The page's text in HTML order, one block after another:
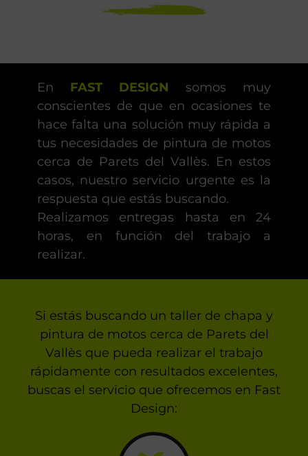
En FAST DESIGN somos muy
conscientes de que en ocasiones te
hace falta una solución muy rápida a
tus necesidades de pintura de motos
cerca de Parets del Vallès. En estos
casos, nuestro servicio urgente es la
respuesta que estás buscando.
Realizamos entregas hasta en 24
horas, en función del trabajo a
realizar.
Si estás buscando un taller de chapa y
pintura de motos cerca de Parets del
Vallès que pueda realizar el trabajo
rápidamente con resultados excelentes,
buscas el servicio que ofrecemos en Fast
Design: